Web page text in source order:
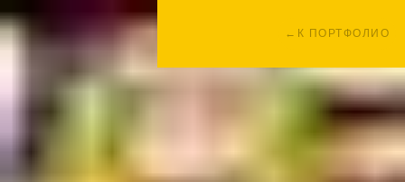
←К ПОРТФОЛИО